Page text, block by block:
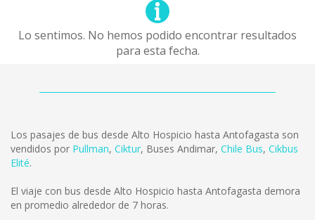
Lo sentimos. No hemos podido encontrar resultados
para esta fecha.
Los pasajes de bus desde Alto Hospicio hasta Antofagasta son
vendidos por Pullman, Ciktur, Buses Andimar, Chile Bus, Cikbus
Elité.
El viaje con bus desde Alto Hospicio hasta Antofagasta demora
en promedio alrededor de 7 horas.